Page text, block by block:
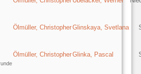
Ölmüller, ChristopherGlinskaya, Svetlana
Ölmüller, ChristopherGlinka, Pascal